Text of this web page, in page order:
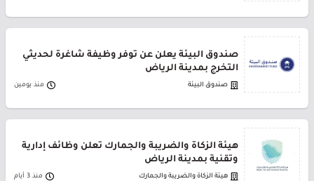
صندوق البيئة يعلن عن توفر وظيفة شاغرة لحديثي
التخرج بمدينة الرياض
صندوق البيئة منذ يومين
هيئة الزكاة والضريبة والجمارك تعلن وظائف إدارية
وتقنية بمدينة الرياض
هيئة الزكاة والضريبة والجمارك منذ 3 أيام